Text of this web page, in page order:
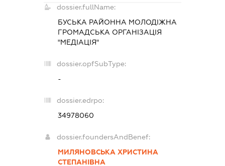
dossier.fullName:
БУСЬКА РАЙОННА МОЛОДІЖНА
ГРОМАДСЬКА ОРГАНІЗАЦІЯ
"МЕДІАЦІЯ"
dossier.opfSubType:
-
dossier.edrpo:
34978060
dossier.foundersAndBenef:
МИЛЯНОВСЬКА ХРИСТИНА
СТЕПАНІВНА